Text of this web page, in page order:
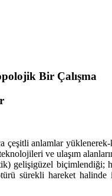
Bir Çalışma
çeşitli anlamlar
ve ulaşım
gelişigüzel biçimlendiği;
sürekli hareket